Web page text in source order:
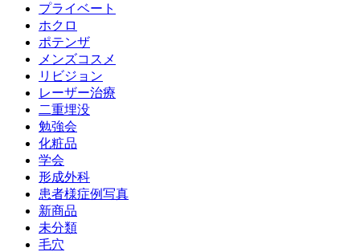
プライベート
ホクロ
ポテンザ
メンズコスメ
リビジョン
レーザー治療
二重埋没
勉強会
化粧品
学会
形成外科
患者様症例写真
新商品
未分類
毛穴